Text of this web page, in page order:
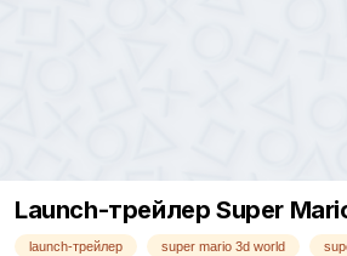
Launch-трейлер Super
launch-трейлер super mario 3d world